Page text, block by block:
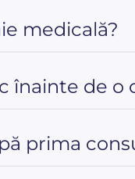
medicală?
înainte de o
prima